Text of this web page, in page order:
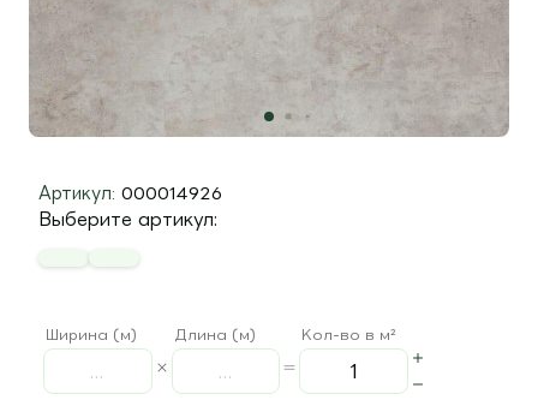
Артикул: 000014926
Выберите артикул:
Ширина (м) Длина (м) Кол-во в м²